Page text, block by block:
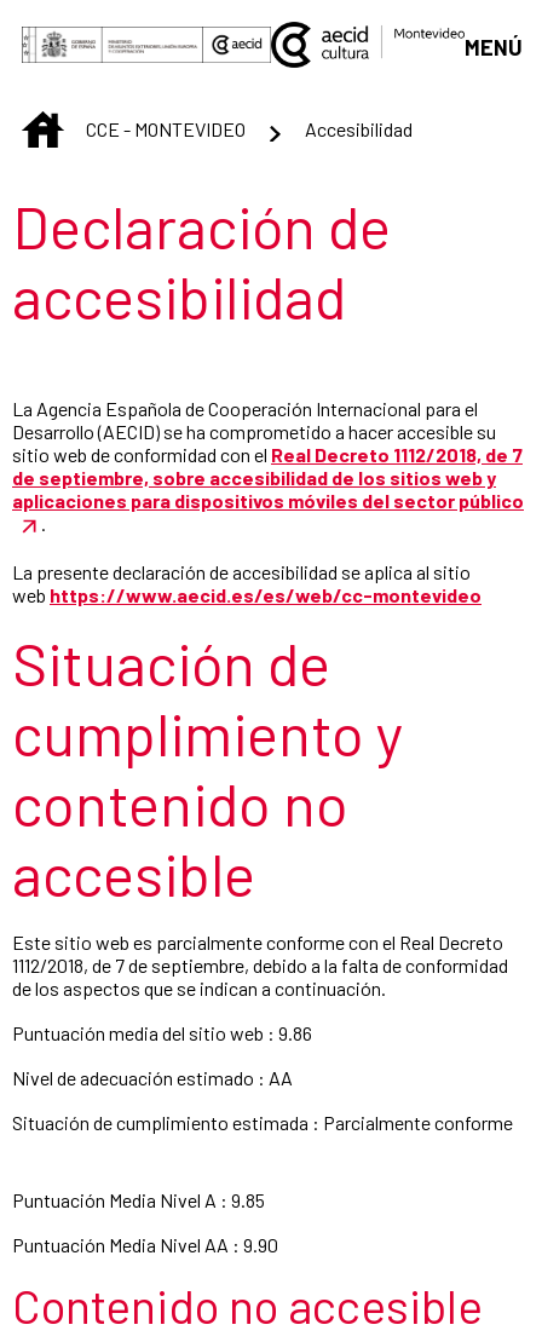
Saut au contenu principal
MENÚ
INICIOCCE - MONTEVIDEO Accesibilidad
Título de la sección
Declaración de
accesibilidad
La Agencia Española de Cooperación Internacional para el
Desarrollo (AECID) se ha comprometido a hacer accesible su
sitio web de conformidad con el Real Decreto 1112/2018, de 7
de septiembre, sobre accesibilidad de los sitios web y
aplicaciones para dispositivos móviles del sector público
.
La presente declaración de accesibilidad se aplica al sitio
web https://www.aecid.es/es/web/cc-montevideo
Situación de
cumplimiento y
contenido no
accesible
Este sitio web es parcialmente conforme con el Real Decreto
1112/2018, de 7 de septiembre, debido a la falta de conformidad
de los aspectos que se indican a continuación.
Puntuación media del sitio web : 9.86
Nivel de adecuación estimado : AA
Situación de cumplimiento estimada : Parcialmente conforme
Puntuación Media Nivel A : 9.85
Puntuación Media Nivel AA : 9.90
Contenido no accesible